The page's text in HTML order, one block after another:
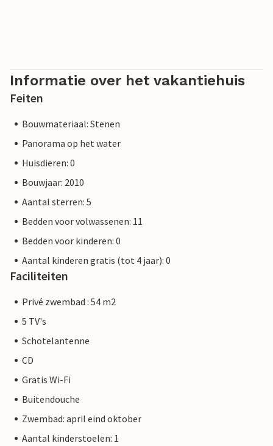
Informatie over het vakantiehuis
Feiten
Bouwmateriaal: Stenen
Panorama op het water
Huisdieren: 0
Bouwjaar: 2010
Aantal sterren: 5
Bedden voor volwassenen: 11
Bedden voor kinderen: 0
Aantal kinderen gratis (tot 4 jaar): 0
Faciliteiten
Privé zwembad : 54 m2
5 TV's
Schotelantenne
CD
Gratis Wi-Fi
Buitendouche
Zwembad: april eind oktober
Aantal kinderstoelen: 1